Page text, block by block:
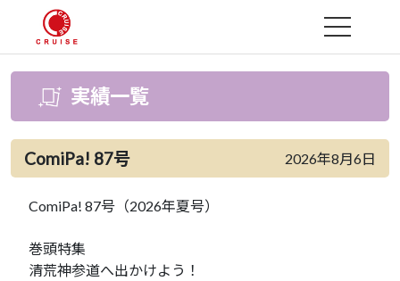
MENU
実績一覧
ComiPa! 87号 2026年8月6日
ComiPa! 87号（2026年夏号）
巻頭特集
清荒神参道へ出かけよう！